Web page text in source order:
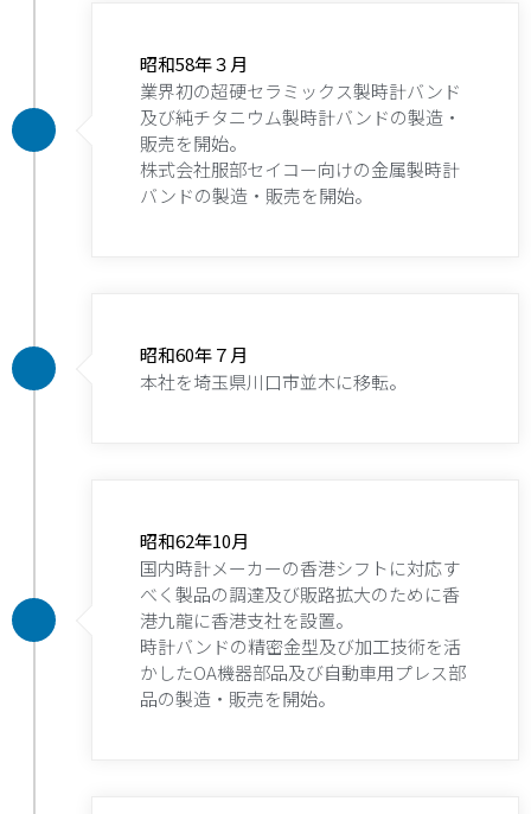
昭和58年３月
業界初の超硬セラミックス製時計バンド
及び純チタニウム製時計バンドの製造・
販売を開始。
株式会社服部セイコー向けの金属製時計
バンドの製造・販売を開始。
昭和60年７月
本社を埼玉県川口市並木に移転。
昭和62年10月
国内時計メーカーの香港シフトに対応す
べく製品の調達及び販路拡大のために香
港九龍に香港支社を設置。
時計バンドの精密金型及び加工技術を活
かしたOA機器部品及び自動車用プレス部
品の製造・販売を開始。